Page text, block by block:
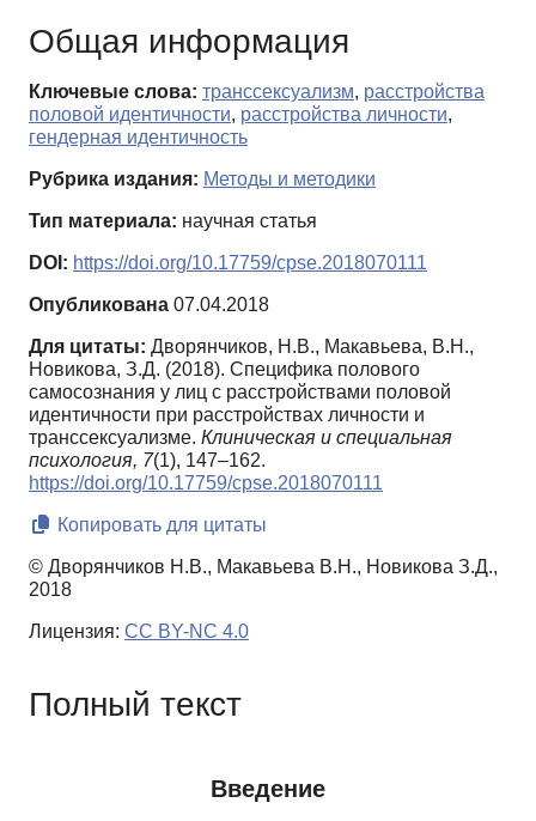
Общая информация
Ключевые слова: транссексуализм, расстройства
половой идентичности, расстройства личности,
гендерная идентичность
Рубрика издания: Методы и методики
Тип материала: научная статья
DOI: https://doi.org/10.17759/cpse.2018070111
Опубликована 07.04.2018
Для цитаты: Дворянчиков, Н.В., Макавьева, В.Н.,
Новикова, З.Д. (2018). Специфика полового
самосознания у лиц с расстройствами половой
идентичности при расстройствах личности и
транссексуализме. Клиническая и специальная
психология, 7(1), 147–162.
https://doi.org/10.17759/cpse.2018070111
Копировать для цитаты
© Дворянчиков Н.В., Макавьева В.Н., Новикова З.Д.,
2018
Лицензия: CC BY-NC 4.0
Полный текст
Введение